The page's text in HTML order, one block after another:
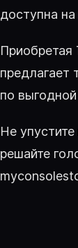
доступна
Приобретая
предлагает
по
Не
решайте